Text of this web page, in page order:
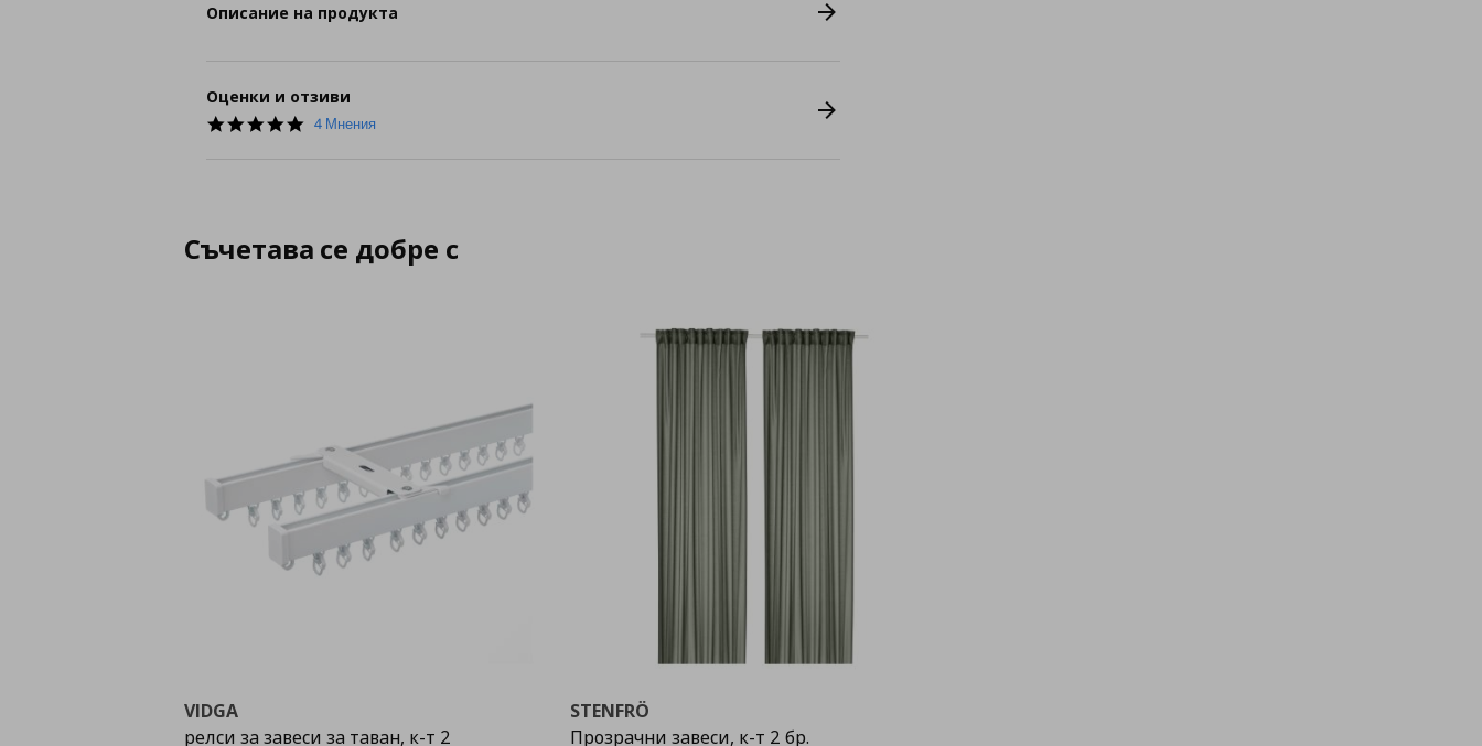
Описание на продукта
Оценки и отзиви
5.0
4 Мнения
Съчетава се добре с
VIDGA
релси за завеси за таван, к-т 2
STENFRÖ
Прозрачни завеси, к-т 2 бр.